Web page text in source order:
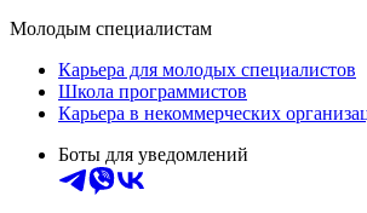
Молодым специалистам
Карьера для молодых специалистов
Школа программистов
Карьера в некоммерческих
Боты для уведомлений